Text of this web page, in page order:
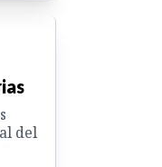
del